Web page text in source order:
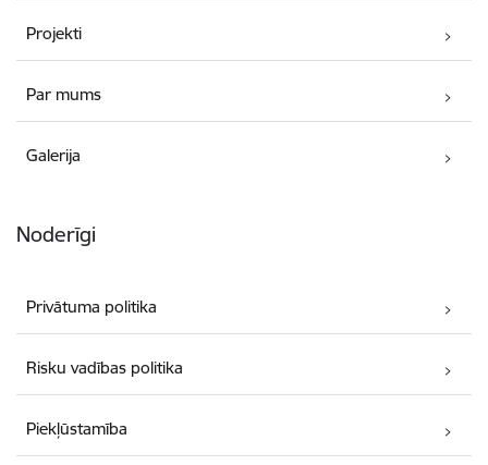
Projekti
Par mums
Galerija
Noderīgi
Privātuma politika
Risku vadības politika
Piekļūstamība